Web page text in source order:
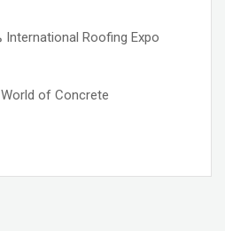
معرض الأسقف الدولي International Roofing Expo
معرض عالم الخرسانة World of Concrete